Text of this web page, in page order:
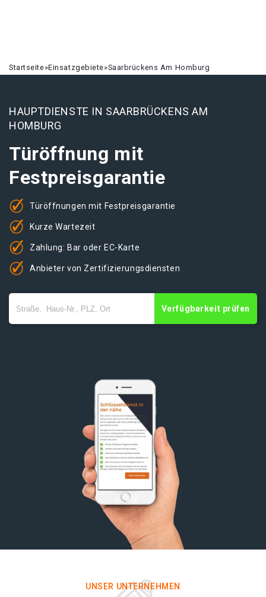
Startseite»Einsatzgebiete»Saarbrückens Am Homburg
HAUPTDIENSTE IN SAARBRÜCKENS AM
HOMBURG
Türöffnung mit
Festpreisgarantie
Türöffnungen mit Festpreisgarantie
Kurze Wartezeit
Zahlung: Bar oder EC-Karte
Anbieter von Zertifizierungsdiensten
Verfügbarkeit prüfen
UNSER UNTERNEHMEN